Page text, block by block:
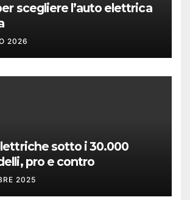
scegliere l’auto elettrica
2026
sotto i 30.000
pro e contro
2025